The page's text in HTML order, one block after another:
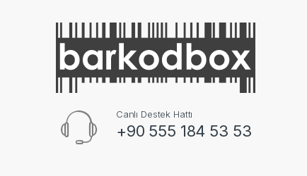
Canlı Destek Hattı
+90 555 184 53 53